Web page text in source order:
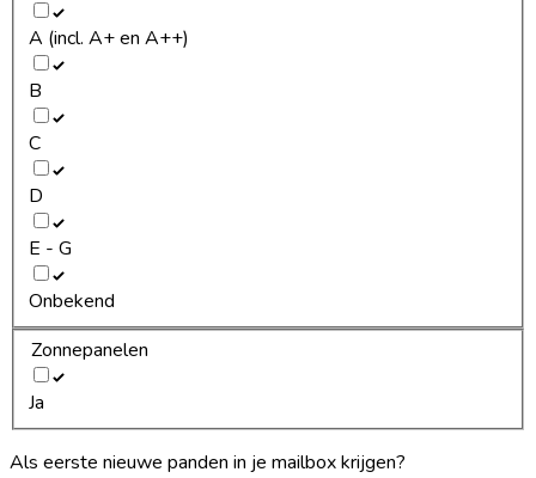
A (incl. A+ en A++)
B
C
D
E - G
Onbekend
Zonnepanelen
Ja
Als eerste nieuwe panden in je mailbox krijgen?